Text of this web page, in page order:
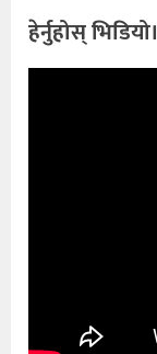
हेर्नुहोस् भिडियो।